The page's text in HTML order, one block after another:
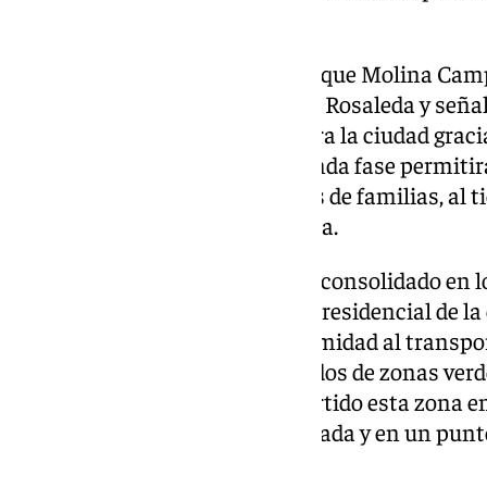
Desde ALBA REIM, su CEO Enrique Molina
la evolución del proyecto Bazán Rosaleda y
demostrado su importancia para la ciudad
Además, destacó que esta segunda fase
de acceso a la vivienda a cientos de familias, al
actividad económica en Granada.
El barrio de Las Alquerías se ha consolidado
principales áreas de expansión residencial de
conexión con la GR-30, la proximidad al
más de 110.000 metros cuadrados de zonas
alrededores. Todo ello ha convertido esta zona
proyección urbanística de Granada y en un